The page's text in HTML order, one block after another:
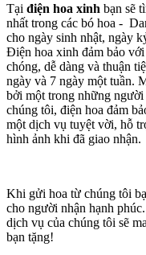
Tại điện hoa xinh bạn sẽ
nhất trong các bó hoa -
cho ngày sinh nhật, ngày
Điện hoa xinh đảm bảo với
chóng, dễ dàng và thuận
ngày và 7 ngày một tuần.
bởi một trong những người
chúng tôi, điện hoa đảm
một dịch vụ tuyệt vời, hỗ
hình ảnh khi đã giao nhận.
Khi gửi hoa từ chúng tôi
cho người nhận hạnh
dịch vụ của chúng tôi sẽ
bạn tặng!